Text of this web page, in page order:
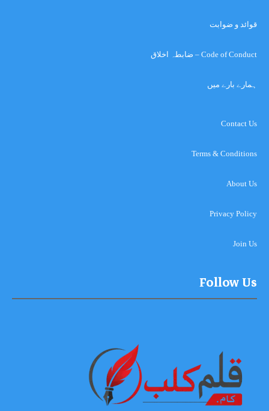
قوائد و ضوابت
Code of Conduct – ضابطہ اخلاق
ہمارے بارے میں
Contact Us
Terms & Conditions
About Us
Privacy Policy
Join Us
Follow Us